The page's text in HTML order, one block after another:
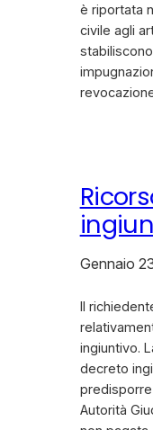
è riportata
civile agli
Gennaio
Il
ingiuntivo.
decreto
Autorità